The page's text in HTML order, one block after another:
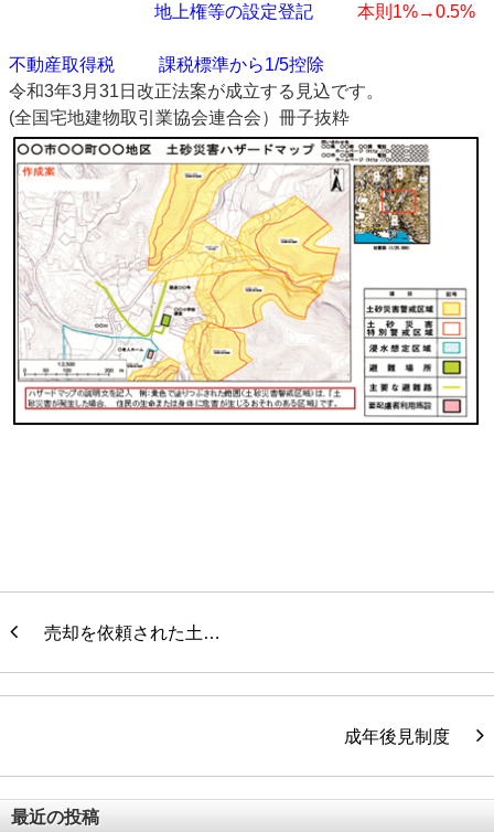
地上権等の設定登記 本則1%→0.5%
不動産取得税 課税標準から1/5控除
令和3年3月31日改正法案が成立する見込です。
(全国宅地建物取引業協会連合会）冊子抜粋
売却を依頼された土…
成年後見制度
最近の投稿